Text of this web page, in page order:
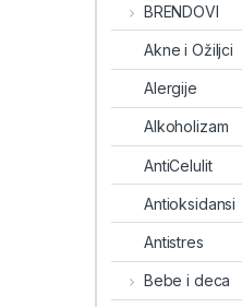
BRENDOVI
Akne i Ožiljci
Alergije
Alkoholizam
AntiCelulit
Antioksidansi
Antistres
Bebe i deca